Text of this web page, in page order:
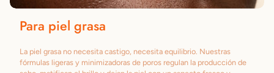
Para piel grasa
La piel grasa no necesita castigo, necesita equilibrio. Nuestras
fórmulas ligeras y minimizadoras de poros regulan la producción de